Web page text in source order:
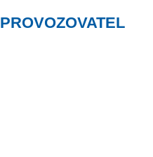
PROVOZOVATEL